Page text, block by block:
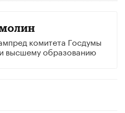
комитета Госдумы
высшему образованию